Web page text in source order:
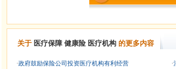
关于 医疗保障 健康险 医疗机构 的更多内容
·政府鼓励保险公司投资医疗机构有利经营
·